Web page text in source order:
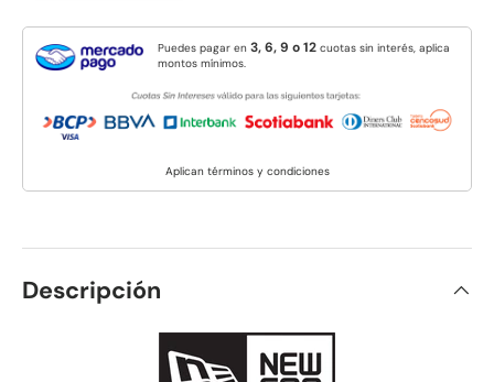
Puedes pagar en 3, 6, 9 o 12 cuotas sin interés, aplica
montos mínimos.
Aplican términos y condiciones
Descripción